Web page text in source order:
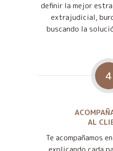
definir la mejor
extrajudicial,
buscando la
4
AL
Te acompañamos